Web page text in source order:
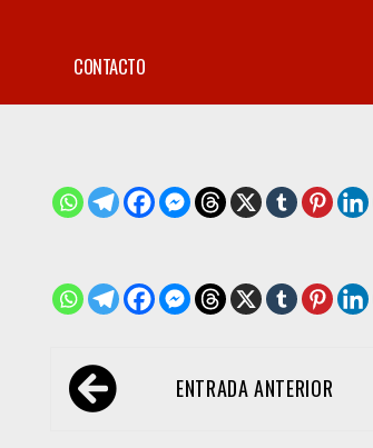
CONTACTO
Navegación
de ENTRADA ANTERIOR